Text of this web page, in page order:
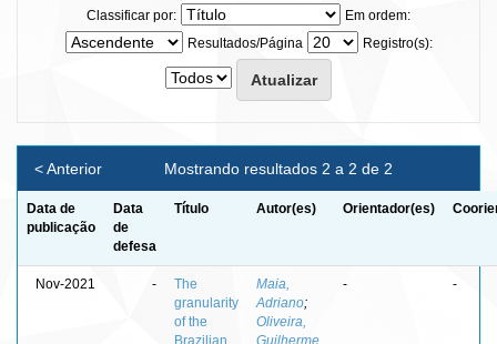
Classificar por:
Em ordem:
Resultados/Página
Registro(s):
Mostrando resultados 2 a 2 de 2
< Anterior
Data de
publicação
Data
de
defesa
Título Autor(es) Orientador(es)
Nov-2021 -
The
granularity
of the
Brazilian
Maia,
Adriano;
Oliveira,
Guilherme
- -